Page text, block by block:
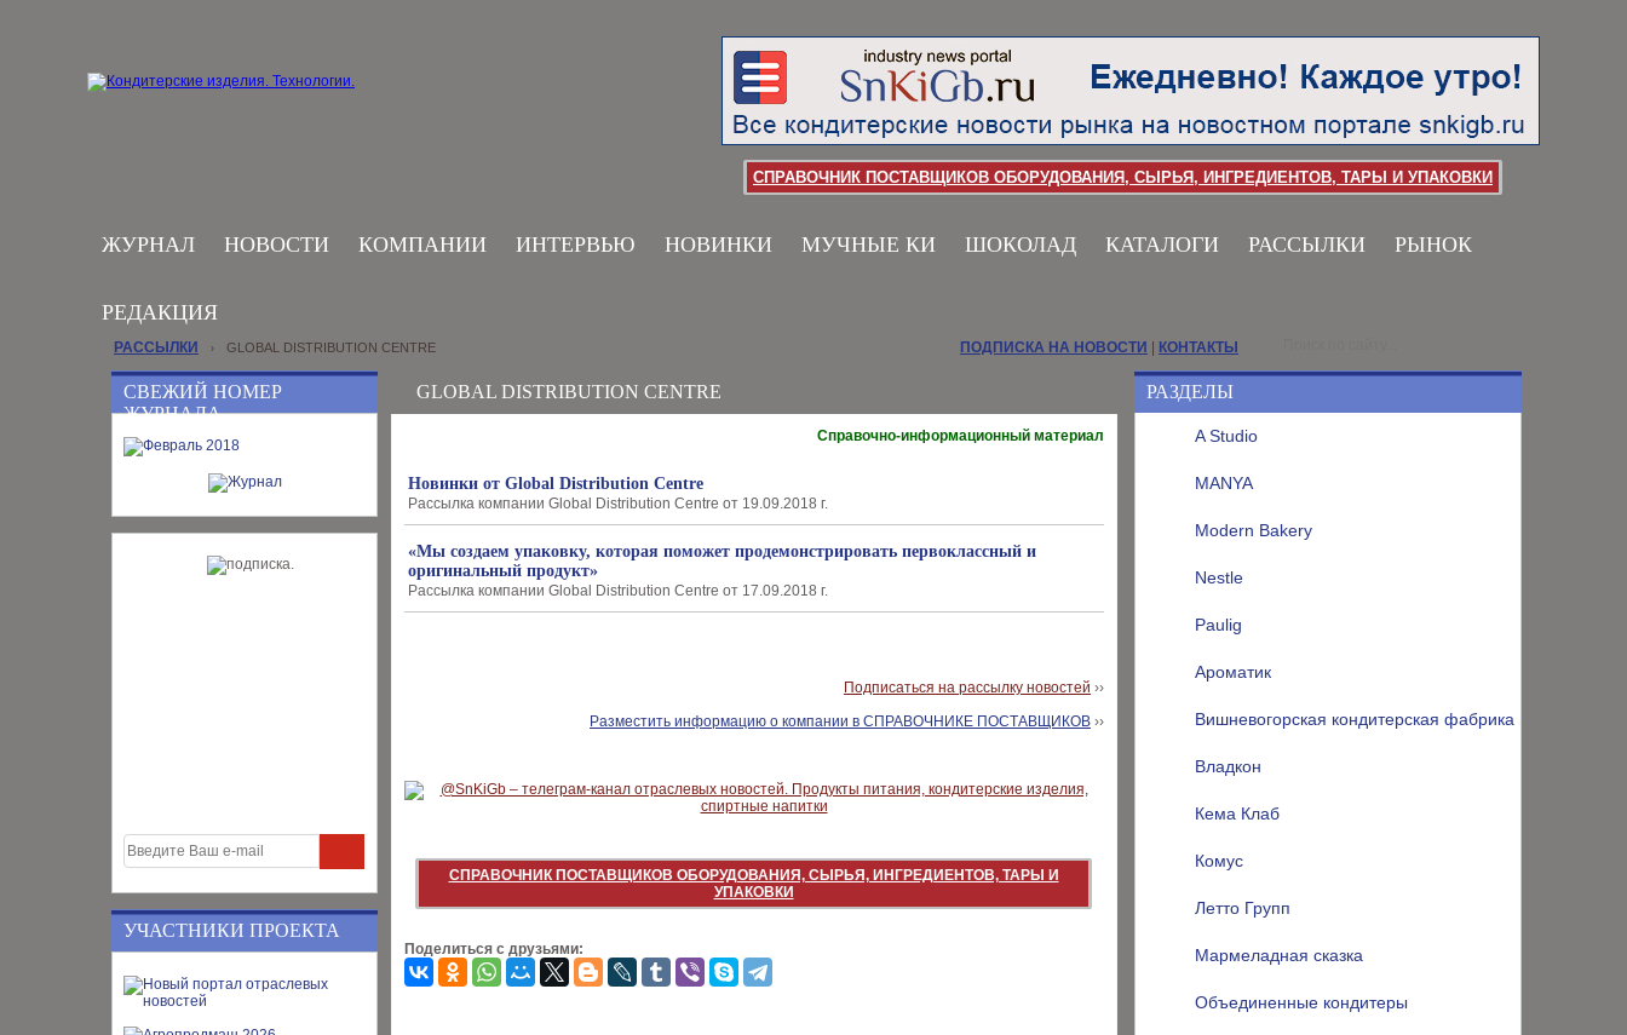
СПРАВОЧНИК ПОСТАВЩИКОВ ОБОРУДОВАНИЯ, СЫРЬЯ, ИНГРЕДИЕНТОВ, ТАРЫ И УПАКОВКИ
ЖУРНАЛ НОВОСТИ КОМПАНИИ ИНТЕРВЬЮ НОВИНКИ МУЧНЫЕ КИ ШОКОЛАД КАТАЛОГИ РАССЫЛКИ РЫНОК
РЕДАКЦИЯ
СВЕЖИЙ НОМЕР
ЖУРНАЛА
УЧАСТНИКИ ПРОЕКТА
РАЗДЕЛЫ
A Studio
MANYA
Modern Bakery
Nestle
Paulig
Ароматик
Вишневогорская кондитерская фабрика
Владкон
Кема Клаб
Комус
Летто Групп
Мармеладная сказка
Объединенные кондитеры
РАССЫЛКИ › GLOBAL DISTRIBUTION CENTRE ПОДПИСКА НА НОВОСТИ КОНТАКТЫ
GLOBAL DISTRIBUTION CENTRE
Справочно-информационный материал
Новинки от Global Distribution Centre
Рассылка компании Global Distribution Centre от 19.09.2018 г.
«Мы создаем упаковку, которая поможет продемонстрировать первоклассный и
оригинальный продукт»
Рассылка компании Global Distribution Centre от 17.09.2018 г.
Подписаться на рассылку новостей ››
Разместить информацию о компании в СПРАВОЧНИКЕ ПОСТАВЩИКОВ ››
СПРАВОЧНИК ПОСТАВЩИКОВ ОБОРУДОВАНИЯ, СЫРЬЯ, ИНГРЕДИЕНТОВ, ТАРЫ И
УПАКОВКИ
Поделиться с друзьями: